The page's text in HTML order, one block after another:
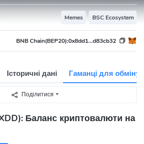
Memes BSC Ecosystem
BNB Chain(BEP20):0x8dd1...d83cb32
Історичні дані Гаманці для обміну
Поділитися
Баланс криптовалюти на